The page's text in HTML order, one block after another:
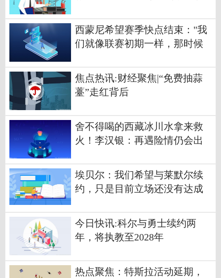
西蒙尼希望赛季快点结束："我
们就像联赛初期一样，那时候
焦点热讯:财经聚焦|“免费抽蒜
薹”走红背后
舍不得喝的西藏冰川水拿来救
火！李汉银：再遇险情仍会出
埃贝尔：我们希望与莱默尔续
约，只是目前立场还没有达成
今日快讯:科尔与勇士续约两
年，将执教至2028年
热点聚焦：特斯拉活动延期，